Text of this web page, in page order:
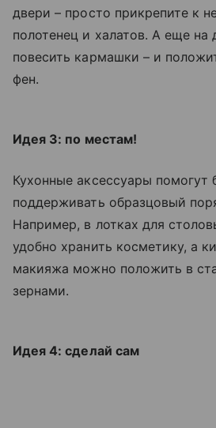
двери – просто прикрепите к
полотенец и халатов. А еще
повесить кармашки – и
фен.
Идея 3: по местам!
Кухонные аксессуары помогут
поддерживать образцовый
Например, в лотках для
удобно хранить косметику, а
макияжа можно положить в
зернами.
Идея 4: сделай сам